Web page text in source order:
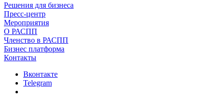
Решения для бизнеса
Пресс-центр
Мероприятия
О РАСПП
Членство в РАСПП
Бизнес платформа
Контакты
Вконтакте
Telegram